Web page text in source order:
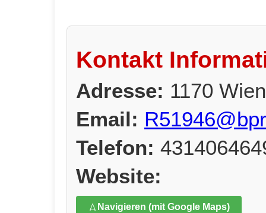
Kontakt
Adresse: 1170
Email:
Telefon:
Website:
Navigieren (mit Google Maps)